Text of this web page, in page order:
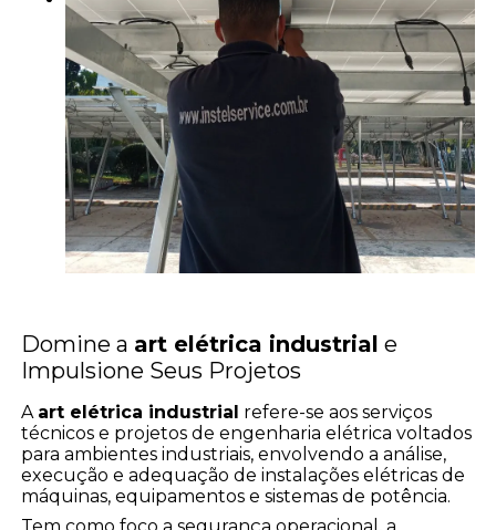
Domine a art elétrica industrial e
Impulsione Seus Projetos
A art elétrica industrial refere-se aos serviços
técnicos e projetos de engenharia elétrica voltados
para ambientes industriais, envolvendo a análise,
execução e adequação de instalações elétricas de
máquinas, equipamentos e sistemas de potência.